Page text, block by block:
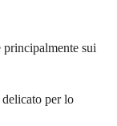
sui
per lo